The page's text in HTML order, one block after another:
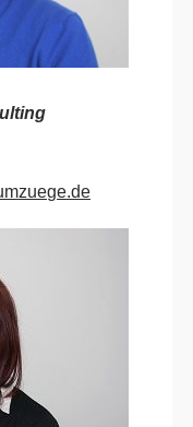
mz g d